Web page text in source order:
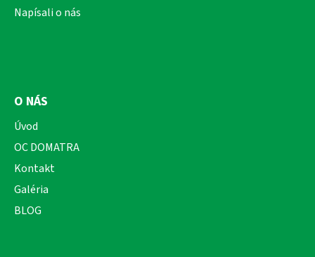
Napísali o nás
O NÁS
Úvod
OC DOMATRA
Kontakt
Galéria
BLOG